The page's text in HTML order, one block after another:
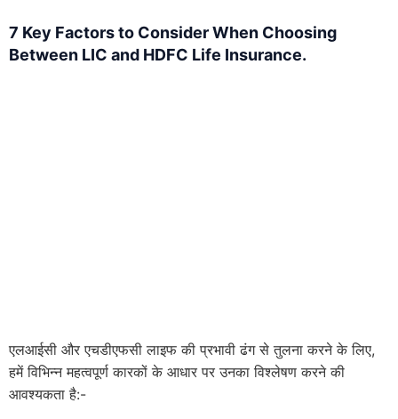
7 Key Factors to Consider When Choosing
Between LIC and HDFC Life Insurance.
एलआईसी और एचडीएफसी लाइफ की प्रभावी ढंग से तुलना करने के लिए,
हमें विभिन्न महत्वपूर्ण कारकों के आधार पर उनका विश्लेषण करने की
आवश्यकता है:-